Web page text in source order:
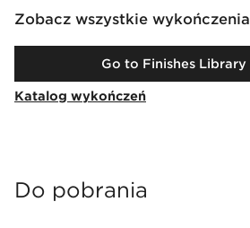
Zobacz wszystkie wykończenia
Go to Finishes Library
Katalog wykończeń
Do pobrania